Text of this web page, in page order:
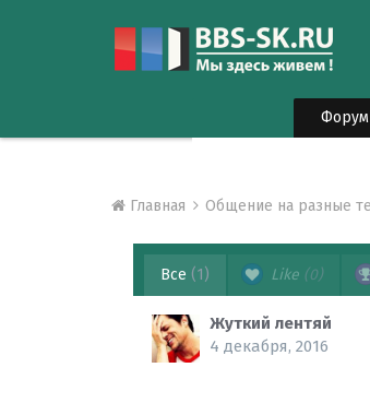
Форум
Главная Общение на разные
Все (1) Like (0)
Жуткий лентяй
4 декабря, 2016